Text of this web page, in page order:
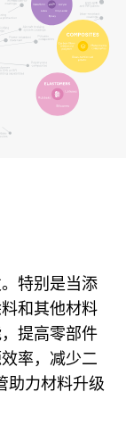
特别是当添
和其他材料
提高零部件
率，减少二
助力材料升级